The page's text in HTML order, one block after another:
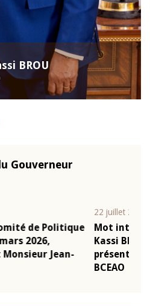
BROU
Gouverneur
Jean-Claude
de
annuel 2025 de la